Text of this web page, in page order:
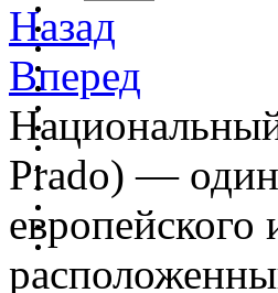
Назад
Вперед
Prado) —
европейского